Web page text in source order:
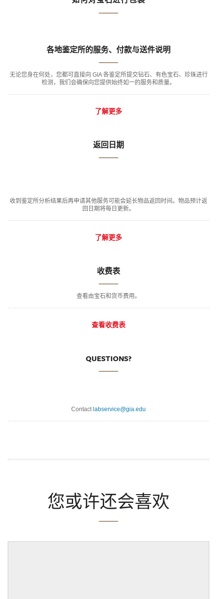
各地鉴定所的服务、付款与送件说明
无论您身在何处，您都可直接向 GIA 各鉴定所提交钻石、有色宝石、珍珠进行
检测，我们会确保向您提供始终如一的服务和质量。
了解更多
返回日期
收到鉴定所分析结果后再申请其他服务可能会延长物品返回时间。物品预计返
回日期将每日更新。
了解更多
收费表
查看由宝石和货币费用。
查看收费表
QUESTIONS?
Contact labservice@gia.edu
您或许还会喜欢